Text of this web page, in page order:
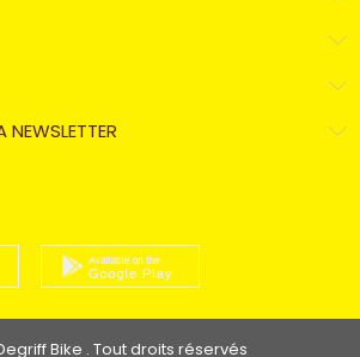
NEWSLETTER
Bike . Tout droits réservés